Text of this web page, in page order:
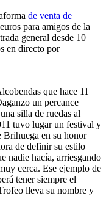
de venta de
para amigos de la
general desde 10
en directo por
que hace 11
un percance
silla de ruedas al
tuvo lugar un festival y
Brihuega en su honor
de definir su estilo
nadie hacía, arriesgando
cerca. Ese ejemplo de
tener siempre el
lleva su nombre y